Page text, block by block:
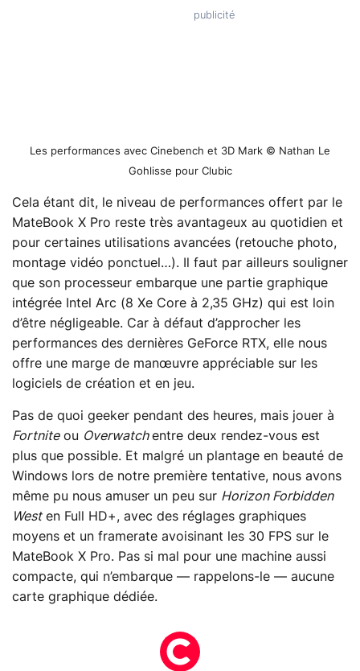
Les performances avec Cinebench et 3D Mark © Nathan Le
Gohlisse pour Clubic
Cela étant dit, le niveau de performances offert par le
MateBook X Pro reste très avantageux au quotidien et
pour certaines utilisations avancées (retouche photo,
montage vidéo ponctuel…). Il faut par ailleurs souligner
que son processeur embarque une partie graphique
intégrée Intel Arc (8 Xe Core à 2,35 GHz) qui est loin
d’être négligeable. Car à défaut d’approcher les
performances des dernières GeForce RTX, elle nous
offre une marge de manœuvre appréciable sur les
logiciels de création et en jeu.
Pas de quoi geeker pendant des heures, mais jouer à
Fortniteou Overwatchentre deux rendez-vous est
plus que possible. Et malgré un plantage en beauté de
Windows lors de notre première tentative, nous avons
même pu nous amuser un peu sur Horizon Forbidden
Westen Full HD+, avec des réglages graphiques
moyens et un framerate avoisinant les 30 FPS sur le
MateBook X Pro. Pas si mal pour une machine aussi
compacte, qui n’embarque — rappelons-le — aucune
carte graphique dédiée.